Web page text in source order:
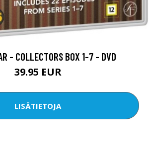
- COLLECTORS BOX 1-7 - DVD
39.95 EUR
LISÄTIETOJA